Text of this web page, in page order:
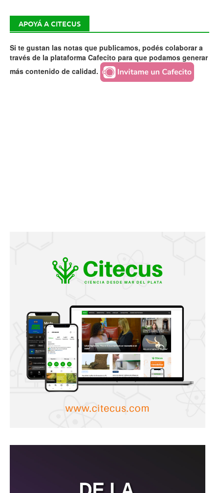
APOYÁ A CITECUS
Si te gustan las notas que publicamos, podés colaborar a
través de la plataforma Cafecito para que podamos generar
más contenido de calidad.